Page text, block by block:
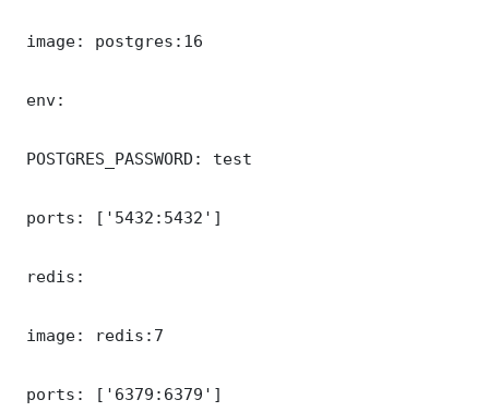
image: postgres:16
env:
POSTGRES_PASSWORD: test
ports: ['5432:5432']
redis:
image: redis:7
ports: ['6379:6379']